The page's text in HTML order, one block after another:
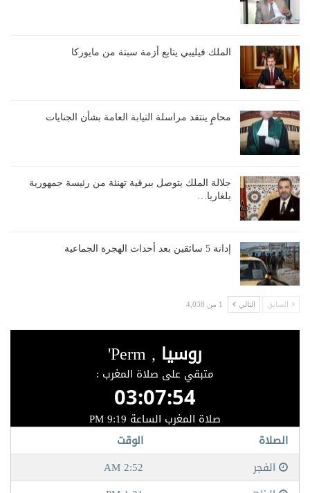
الملك فيليبي يتابع أزمة سبتة من مايوركا
محامٍ ينتقد مراسلة النيابة العامة بشأن الجنايات
جلالة الملك يتوصل ببرقية تهنئة من رئيسة جمهورية
بلغاريا…
إدانة 5 سائقين بعد أحداث الهجرة الجماعية
السابق التالي 1 من 4,038